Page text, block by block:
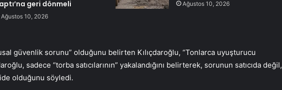
geri dönmeli
Ağustos 10, 2026
Ağustos 10, 2026
güvenlik sorunu” olduğunu belirten Kılıçdaroğlu, “Tonlarca uyuşturucu
sadece “torba satıcılarının” yakalandığını belirterek, sorunun satıcıda değil,
olduğunu söyledi.